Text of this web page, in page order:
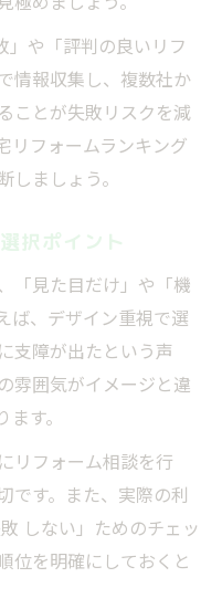
」や「評判の良いリフ
情報収集し、複数社か
ことが失敗リスクを減
リフォームランキング
ましょう。
択ポイント
「見た目だけ」や「機
ば、デザイン重視で選
支障が出たという声
雰囲気がイメージと違
す。
リフォーム相談を行
です。また、実際の利
しない」ためのチェッ
位を明確にしておくと